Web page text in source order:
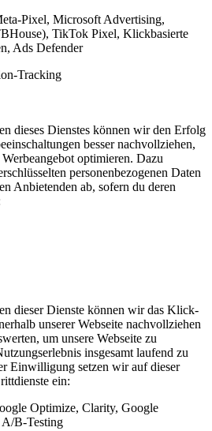
Pixel, Microsoft Advertising,
TikTok Pixel, Klickbasierte
Ads Defender
Tracking
dieses Dienstes können wir den Erfolg
besser nachvollziehen,
optimieren. Dazu
personenbezogenen Daten
Anbietenden ab, sofern du deren
dieser Dienste können wir das Klick-
unserer Webseite nachvollziehen
um unsere Webseite zu
insgesamt laufend zu
Einwilligung setzen wir auf dieser
ein:
Optimize, Clarity, Google
A/B-Testing